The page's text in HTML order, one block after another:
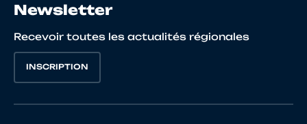
Newsletter
Recevoir toutes les actualités régionales
INSCRIPTION